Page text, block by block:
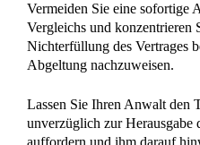
Vermeiden Sie eine sofortige
Vergleichs und konzentrieren
Nichterfüllung des Vertrages
Abgeltung nachzuweisen.
Lassen Sie Ihren Anwalt den
unverzüglich zur Herausgabe
auffordern und ihm darauf